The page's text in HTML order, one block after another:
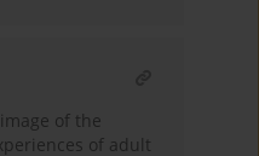
of the
of adult